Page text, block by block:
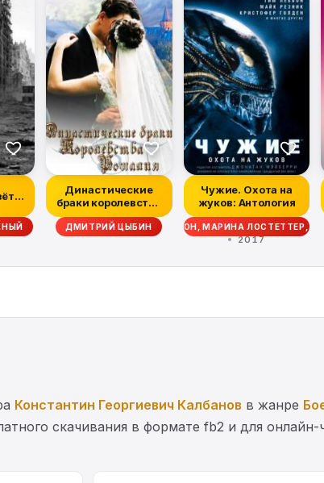
Династические
браки королевства
Рошалия
ДМИТРИЙ ЦЫБИН
Чужие. Охота на
жуков: Антология
СКОТТ СИГЛЕР, ДЭЙВ ВОЛВЕРТОН, МАРИНА
2017
Константин Георгиевич Калбанов в жанре
скачивания в формате fb2 и для